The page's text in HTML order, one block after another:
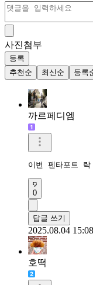
사진첨부
등록
추천순
최신순 등록
까르페디엠
이번 펜타포트
0
답글 쓰기
2025.08.04 15:08
호떡